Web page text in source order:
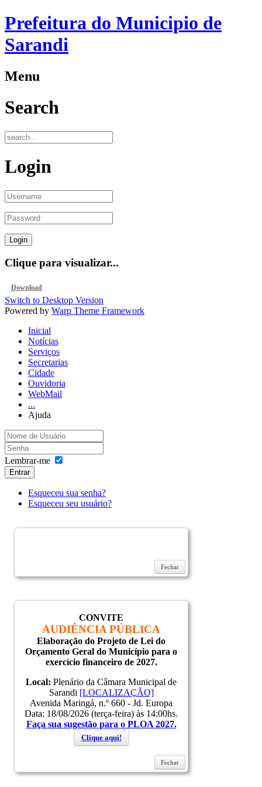
Prefeitura do Municipio de
Sarandi
Menu
Search
Login
Clique para visualizar...
Download
Switch to Desktop Version
Powered by Warp Theme Framework
Inicial
Notícias
Serviços
Secretarias
Cidade
Ouvidoria
WebMail
...
Ajuda
Lembrar-me
Entrar
Esqueceu sua senha?
Esqueceu seu usuário?
Fechar
CONVITE
AUDIÊNCIA PÚBLICA
Elaboração do Projeto de Lei do
Orçamento Geral do Município para o
exercício financeiro de 2027.
Local: Plenário da Câmara Municipal de
Sarandi [LOCALIZAÇÃO]
Avenida Maringá, n.º 660 - Jd. Europa
Data: 18/08/2026 (terça-feira) às 14:00hs.
Faça sua sugestão para o PLOA 2027.
Clique aqui!
Fechar